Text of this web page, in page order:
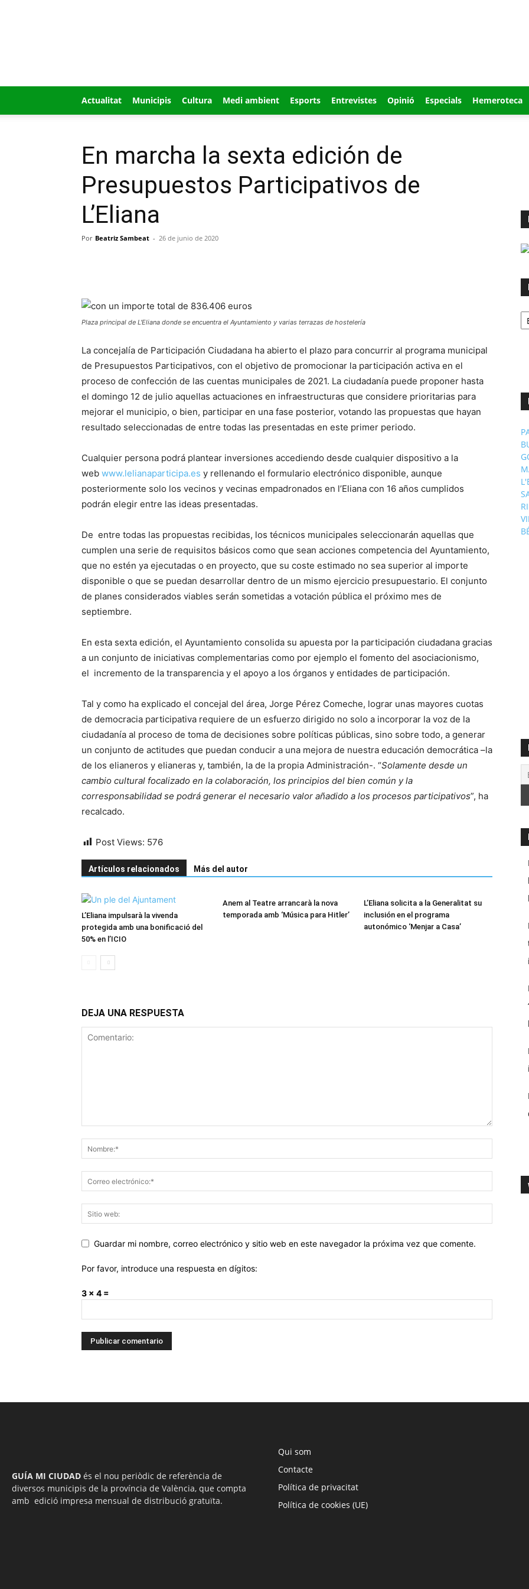
Actualitat Municipis Cultura Medi ambient Esports Entrevistes Opinió Especials Hemeroteca
En marcha la sexta edición de
Presupuestos Participativos de
L’Eliana
Por Beatriz Sambeat - 26 de junio de 2020
Plaza principal de L'Eliana donde se encuentra el Ayuntamiento y varias terrazas de hostelería
La concejalía de Participación Ciudadana ha abierto el plazo para concurrir al programa municipal
de Presupuestos Participativos, con el objetivo de promocionar la participación activa en el
proceso de confección de las cuentas municipales de 2021. La ciudadanía puede proponer hasta
el domingo 12 de julio aquellas actuaciones en infraestructuras que considere prioritarias para
mejorar el municipio, o bien, participar en una fase posterior, votando las propuestas que hayan
resultado seleccionadas de entre todas las presentadas en este primer periodo.
Cualquier persona podrá plantear inversiones accediendo desde cualquier dispositivo a la
web www.lelianaparticipa.es y rellenando el formulario electrónico disponible, aunque
posteriormente solo los vecinos y vecinas empadronados en l’Eliana con 16 años cumplidos
podrán elegir entre las ideas presentadas.
De entre todas las propuestas recibidas, los técnicos municipales seleccionarán aquellas que
cumplen una serie de requisitos básicos como que sean acciones competencia del Ayuntamiento,
que no estén ya ejecutadas o en proyecto, que su coste estimado no sea superior al importe
disponible o que se puedan desarrollar dentro de un mismo ejercicio presupuestario. El conjunto
de planes considerados viables serán sometidas a votación pública el próximo mes de
septiembre.
En esta sexta edición, el Ayuntamiento consolida su apuesta por la participación ciudadana gracias
a un conjunto de iniciativas complementarias como por ejemplo el fomento del asociacionismo,
el incremento de la transparencia y el apoyo a los órganos y entidades de participación.
Tal y como ha explicado el concejal del área, Jorge Pérez Comeche, lograr unas mayores cuotas
de democracia participativa requiere de un esfuerzo dirigido no solo a incorporar la voz de la
ciudadanía al proceso de toma de decisiones sobre políticas públicas, sino sobre todo, a generar
un conjunto de actitudes que puedan conducir a una mejora de nuestra educación democrática –la
de los elianeros y elianeras y, también, la de la propia Administración-. “Solamente desde un
cambio cultural focalizado en la colaboración, los principios del bien común y la
corresponsabilidad se podrá generar el necesario valor añadido a los procesos participativos”, ha
recalcado.
Post Views: 576
Artículos relacionados Más del autor
L’Eliana impulsarà la vivenda
protegida amb una bonificació del
50% en l’ICIO
Anem al Teatre arrancarà la nova
temporada amb ‘Música para Hitler’
L’Eliana solicita a la Generalitat su
inclusión en el programa
autonómico ‘Menjar a Casa’
DEJA UNA RESPUESTA
Guardar mi nombre, correo electrónico y sitio web en este navegador la próxima vez que comente.
Por favor, introduce una respuesta en dígitos:
3 × 4 =
GUÍA MI CIUDAD és el nou periòdic de referència de
diversos municipis de la província de València, que compta
amb edició impresa mensual de distribució gratuïta.
Qui som
Contacte
Política de privacitat
Política de cookies (UE)